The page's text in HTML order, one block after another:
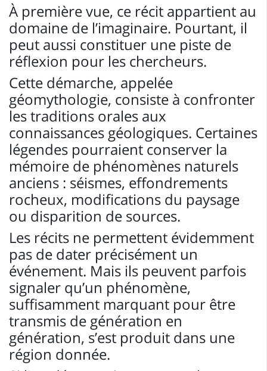
À première vue, ce récit appartient au
domaine de l’imaginaire. Pourtant, il
peut aussi constituer une piste de
réflexion pour les chercheurs.
Cette démarche, appelée
géomythologie, consiste à confronter
les traditions orales aux
connaissances géologiques. Certaines
légendes pourraient conserver la
mémoire de phénomènes naturels
anciens : séismes, effondrements
rocheux, modifications du paysage
ou disparition de sources.
Les récits ne permettent évidemment
pas de dater précisément un
événement. Mais ils peuvent parfois
signaler qu’un phénomène,
suffisamment marquant pour être
transmis de génération en
génération, s’est produit dans une
région donnée.